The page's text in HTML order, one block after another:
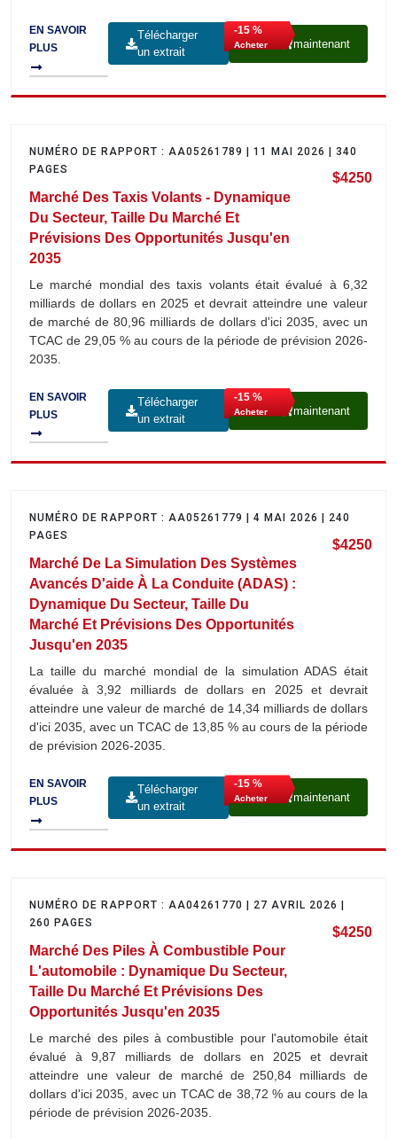
EN SAVOIR
PLUS
Télécharger
un extrait
-15 %
Acheter maintenant
NUMÉRO DE RAPPORT : AA05261789 | 11 MAI 2026 | 340
PAGES
Marché Des Taxis Volants - Dynamique
Du Secteur, Taille Du Marché Et
Prévisions Des Opportunités Jusqu'en
2035
$4250
Le marché mondial des taxis volants était évalué à 6,32
milliards de dollars en 2025 et devrait atteindre une valeur
de marché de 80,96 milliards de dollars d'ici 2035, avec un
TCAC de 29,05 % au cours de la période de prévision 2026-
2035.
EN SAVOIR
PLUS
Télécharger
un extrait
-15 %
Acheter maintenant
NUMÉRO DE RAPPORT : AA05261779 | 4 MAI 2026 | 240
PAGES
Marché De La Simulation Des Systèmes
Avancés D'aide À La Conduite (ADAS) :
Dynamique Du Secteur, Taille Du
Marché Et Prévisions Des Opportunités
Jusqu'en 2035
$4250
La taille du marché mondial de la simulation ADAS était
évaluée à 3,92 milliards de dollars en 2025 et devrait
atteindre une valeur de marché de 14,34 milliards de dollars
d'ici 2035, avec un TCAC de 13,85 % au cours de la période
de prévision 2026-2035.
EN SAVOIR
PLUS
Télécharger
un extrait
-15 %
Acheter maintenant
NUMÉRO DE RAPPORT : AA04261770 | 27 AVRIL 2026 |
260 PAGES
Marché Des Piles À Combustible Pour
L'automobile : Dynamique Du Secteur,
Taille Du Marché Et Prévisions Des
Opportunités Jusqu'en 2035
$4250
Le marché des piles à combustible pour l'automobile était
évalué à 9,87 milliards de dollars en 2025 et devrait
atteindre une valeur de marché de 250,84 milliards de
dollars d'ici 2035, avec un TCAC de 38,72 % au cours de la
période de prévision 2026-2035.